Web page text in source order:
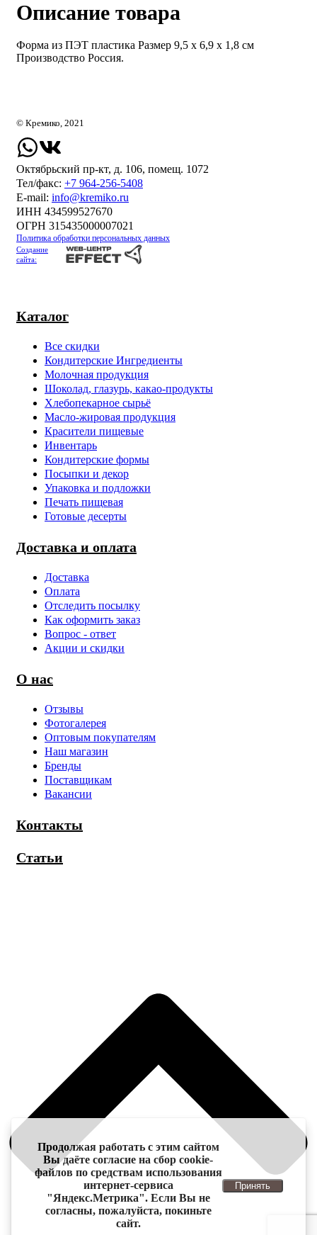
Описание товара
Форма из ПЭТ пластика Размер 9,5 х 6,9 х 1,8 см
Производство Россия.
Каталог
Все скидки
Кондитерские Ингредиенты
Молочная продукция
Шоколад, глазурь, какао-продукты
Хлебопекарное сырьё
Масло-жировая продукция
Красители пищевые
Инвентарь
Кондитерские формы
Посыпки и декор
Упаковка и подложки
Печать пищевая
Готовые десерты
Доставка и оплата
Доставка
Оплата
Отследить посылку
Как оформить заказ
Вопрос - ответ
Акции и скидки
О нас
Отзывы
Фотогалерея
Оптовым покупателям
Наш магазин
Бренды
Поставщикам
Вакансии
Контакты
Статьи
© Кремико, 2021
Октябрьский пр-кт, д. 106, помещ. 1072
Тел/факс: +7 964-256-5408
Е-mail: info@kremiko.ru
ИНН 434599527670
ОГРН 315435000007021
Политика обработки персональных данных
Создание
сайта:
Продолжая работать с этим сайтом
Вы даёте согласие на сбор cookie-
файлов по средствам использования
интернет-сервиса
"Яндекс.Метрика". Если Вы не
согласны, пожалуйста, покиньте
сайт.
Принять